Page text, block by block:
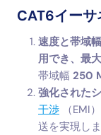
CAT6イー
速度と帯域幅
用でき、最大
帯域幅 250
強化された
干渉 （EMI
送を実現しま